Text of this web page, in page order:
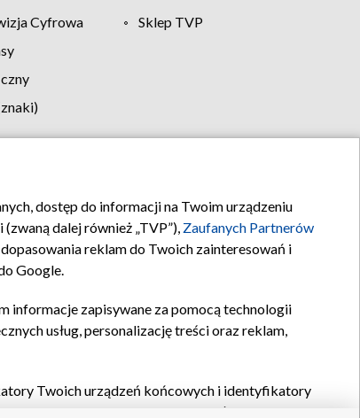
Cyfrowa
Sklep TVP
Kontakt
dostęp do informacji na Twoim urządzeniu
dalej również „TVP”), Zaufanych Partnerów
reklam do Twoich zainteresowań i
Google.
informacje zapisywane za pomocą technologii
usług, personalizację treści oraz reklam,
Twoich urządzeń końcowych i identyfikatory
oraz pozostałych